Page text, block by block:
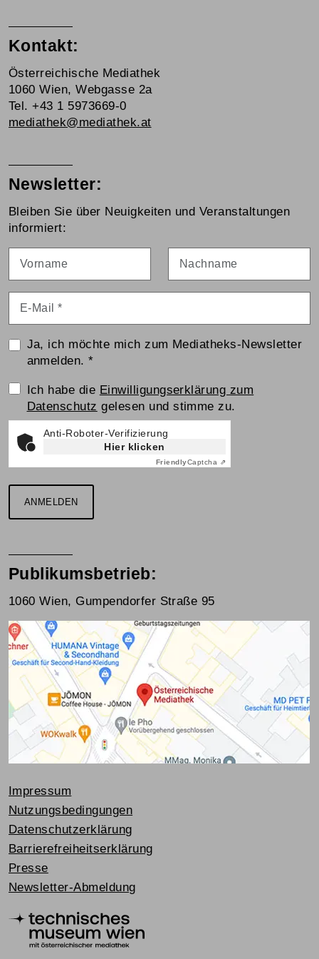
Kontakt:
Österreichische Mediathek
1060 Wien, Webgasse 2a
Tel. +43 1 5973669-0
mediathek@mediathek.at
Newsletter:
Bleiben Sie über Neuigkeiten und Veranstaltungen
informiert:
Ja, ich möchte mich zum Mediatheks-Newsletter
anmelden.*
Einwilligungserklärung
Ich habe die Einwilligungserklärung zum
Datenschutz gelesen und stimme zu.
Anti-Roboter-Verifizierung
Hier klicken
FriendlyCaptcha ⇗
ANMELDEN
Publikumsbetrieb:
1060 Wien, Gumpendorfer Straße 95
Impressum
Nutzungsbedingungen
Datenschutzerklärung
Barrierefreiheitserklärung
Presse
Newsletter-Abmeldung